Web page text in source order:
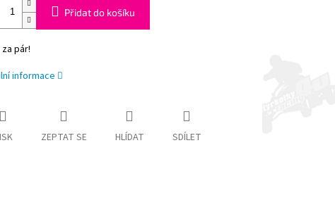
Přidat do košíku
pár!
informace
ZEPTAT SE HLÍDAT SDÍLET